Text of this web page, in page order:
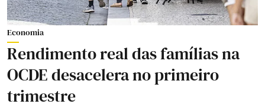
Economia
Rendimento real das famílias na
OCDE desacelera no primeiro
trimestre